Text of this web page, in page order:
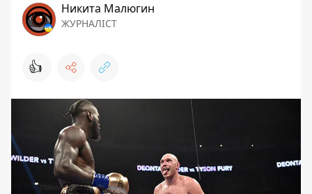
Никита Малюгин
ЖУРНАЛІСТ
👍